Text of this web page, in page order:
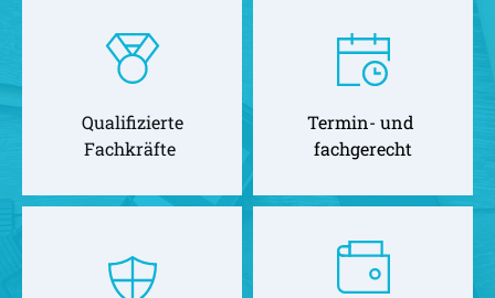
Qualifizierte
Fachkräfte
Termin- und
fachgerecht